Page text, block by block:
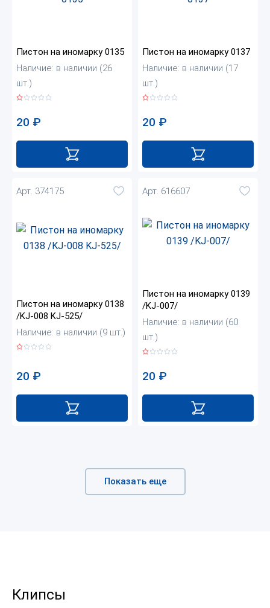
Пистон на иномарку 0135
Наличие: в наличии (26
шт.)
20 ₽
Пистон на иномарку 0137
Наличие: в наличии (17
шт.)
20 ₽
Арт. 374175
Пистон на иномарку 0138
/KJ-008 KJ-525/
Наличие: в наличии (9 шт.)
20 ₽
Арт. 616607
Пистон на иномарку 0139
/KJ-007/
Наличие: в наличии (60
шт.)
20 ₽
Показать еще
Клипсы